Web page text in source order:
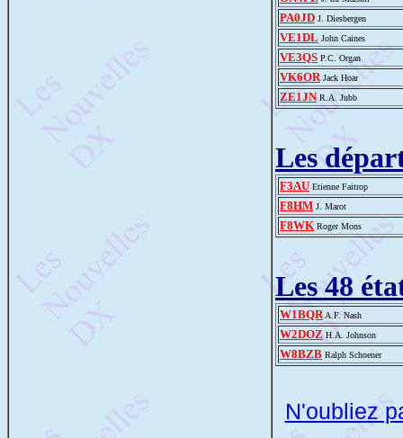
PA0JD J. Diesbergen
VE1DL John Caines
VE3QS P.C. Organ
VK6OR Jack Hoar
ZE1JN R.A. Jubb
Les
F3AU Etienne Faitrop
F8HM J. Marot
F8WK Roger Mons
Les 48
W1BQR A.F. Nash
W2DOZ H.A. Johnson
W8BZB Ralph Schoener
N'oubliez